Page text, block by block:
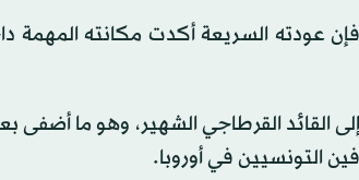
عودته السريعة أكدت مكانته
القرطاجي الشهير، وهو ما أضفى
التونسيين في أوروبا.